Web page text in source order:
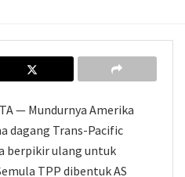
— Mundurnya Amerika
dagang Trans-Pacific
berpikir ulang untuk
TPP dibentuk AS